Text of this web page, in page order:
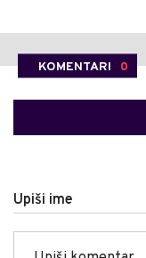
KOMENTARI 0
Upiši ime